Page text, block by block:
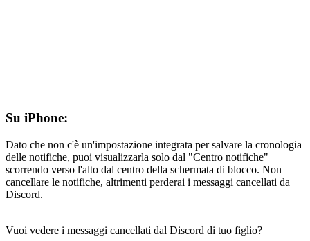
Su iPhone:
Dato che non c'è un'impostazione integrata per salvare la cronologia
delle notifiche, puoi visualizzarla solo dal "Centro notifiche"
scorrendo verso l'alto dal centro della schermata di blocco. Non
cancellare le notifiche, altrimenti perderai i messaggi cancellati da
Discord.
Vuoi vedere i messaggi cancellati dal Discord di tuo figlio?